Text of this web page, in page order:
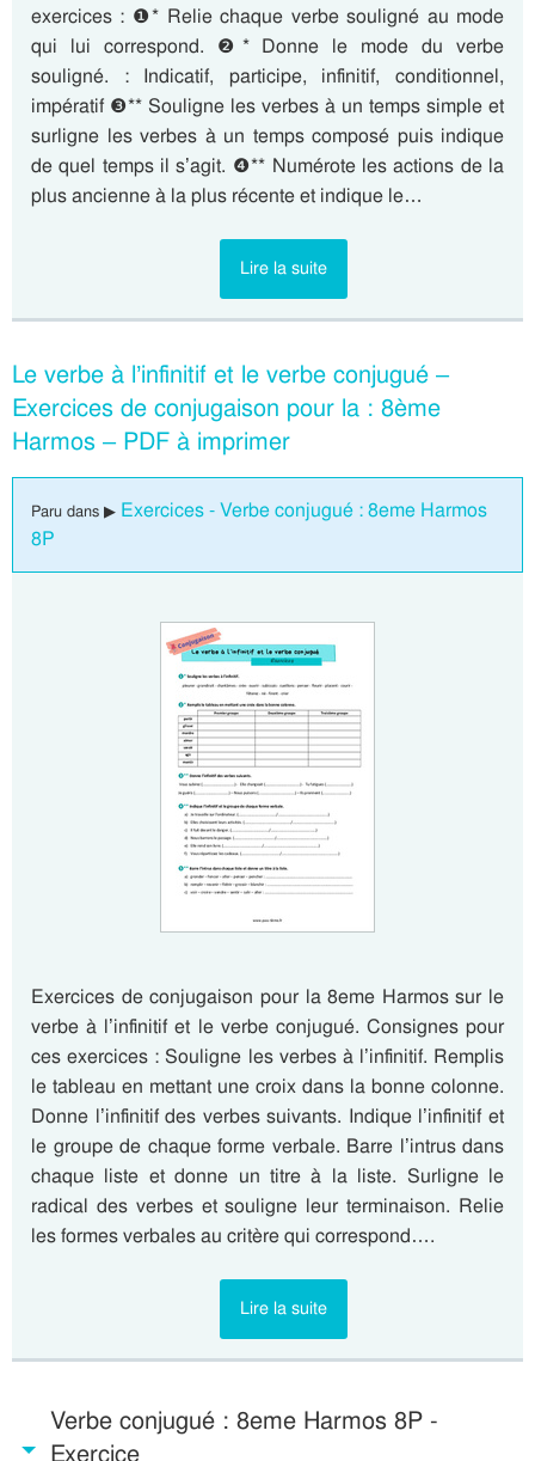
exercices : ❶* Relie chaque verbe souligné au mode
qui lui correspond. ❷* Donne le mode du verbe
souligné. : Indicatif, participe, infinitif, conditionnel,
impératif ❸** Souligne les verbes à un temps simple et
surligne les verbes à un temps composé puis indique
de quel temps il s’agit. ❹** Numérote les actions de la
plus ancienne à la plus récente et indique le…
Lire la suite
Le verbe à l’infinitif et le verbe conjugué –
Exercices de conjugaison pour la : 8ème
Harmos – PDF à imprimer
Paru dans ▶ Exercices - Verbe conjugué : 8eme Harmos
8P
Exercices de conjugaison pour la 8eme Harmos sur le
verbe à l’infinitif et le verbe conjugué. Consignes pour
ces exercices : Souligne les verbes à l’infinitif. Remplis
le tableau en mettant une croix dans la bonne colonne.
Donne l’infinitif des verbes suivants. Indique l’infinitif et
le groupe de chaque forme verbale. Barre l’intrus dans
chaque liste et donne un titre à la liste. Surligne le
radical des verbes et souligne leur terminaison. Relie
les formes verbales au critère qui correspond….
Lire la suite
Verbe conjugué : 8eme Harmos 8P -
Exercice